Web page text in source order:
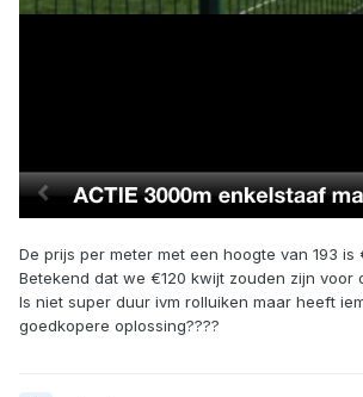
De prijs per meter met een hoogte van 193 is
Betekend dat we €120 kwijt zouden zijn voor
Is niet super duur ivm rolluiken maar heeft
goedkopere oplossing????